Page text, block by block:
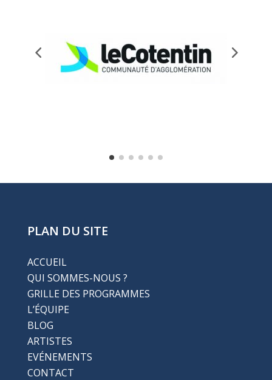
PLAN DU SITE
ACCUEIL
QUI SOMMES-NOUS ?
GRILLE DES PROGRAMMES
L’ÉQUIPE
BLOG
ARTISTES
EVÉNEMENTS
CONTACT